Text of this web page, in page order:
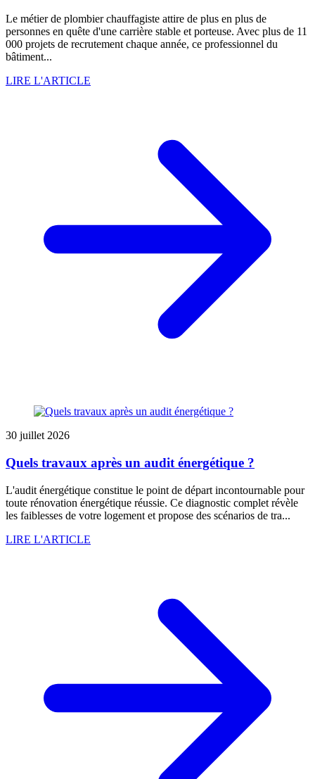
Le métier de plombier chauffagiste attire de plus en plus de
personnes en quête d'une carrière stable et porteuse. Avec plus de 11
000 projets de recrutement chaque année, ce professionnel du
bâtiment...
LIRE L'ARTICLE
30 juillet 2026
Quels travaux après un audit énergétique ?
L'audit énergétique constitue le point de départ incontournable pour
toute rénovation énergétique réussie. Ce diagnostic complet révèle
les faiblesses de votre logement et propose des scénarios de tra...
LIRE L'ARTICLE